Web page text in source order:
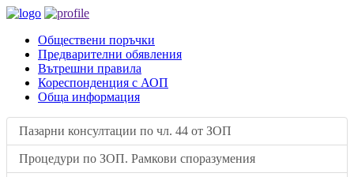
Обществени поръчки
Предварителни обявления
Вътрешни правила
Кореспонденция с АОП
Обща информация
Пазарни консултации по чл. 44 от ЗОП
Процедури по ЗОП. Рамкови споразумения